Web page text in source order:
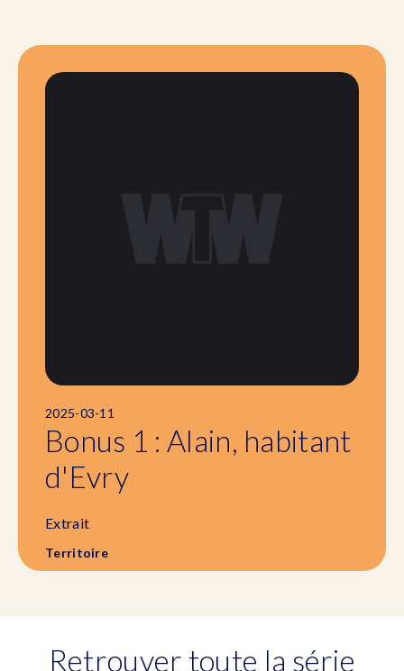
2025-03-11
Bonus 1 : Alain, habitant
d'Evry
Extrait
Territoire
Retrouver toute la série